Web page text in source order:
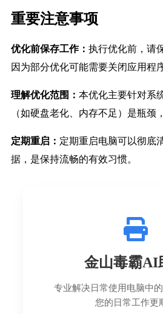
重要注意事项
优化前保存工作： 执行优化前，请
因为部分优化可能需要关闭应用程序
理解优化范围： 本优化主要针对系
（如硬盘老化、内存不足）是瓶颈
定期重启： 定期重启电脑可以彻底
据，是保持流畅的有效习惯。
金山毒霸AI
专业解决日常使用电脑中
您的日常工作更